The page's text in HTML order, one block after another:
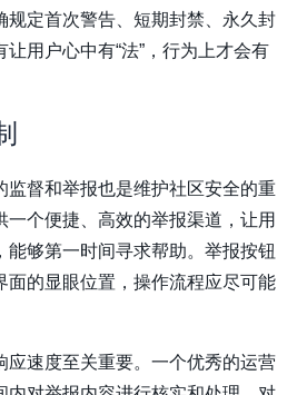
规定首次警告、短期封禁、永久封
用户心中有“法”，行为上才会有
监督和举报也是维护社区安全的重
一个便捷、高效的举报渠道，让用
能够第一时间寻求帮助。举报按钮
面的显眼位置，操作流程应尽可能
应速度至关重要。一个优秀的运营